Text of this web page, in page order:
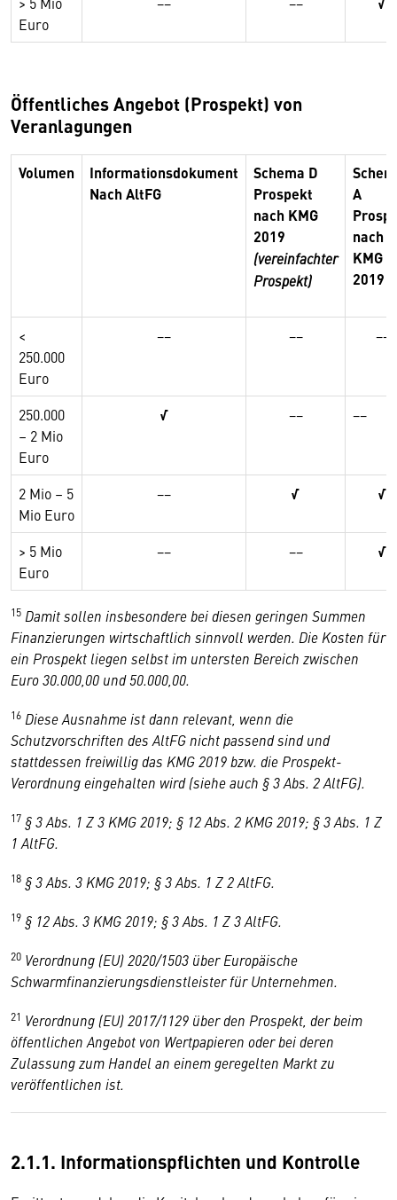
Euro
Öffentliches Angebot (Prospekt) von
Veranlagungen
Volumen
Informationsdokument
Nach AltFG
Schema D
Prospekt
nach KMG
2019
(vereinfachter
Prospekt)
A
nach
KMG
2019
<
250.000
Euro
−− −− −−
250.000
– 2 Mio
Euro
√ −− −−
2 Mio – 5
Mio Euro
−− √ √
> 5 Mio
Euro
−− −− √
15 Damit sollen insbesondere bei diesen geringen Summen
Finanzierungen wirtschaftlich sinnvoll werden. Die Kosten für
ein Prospekt liegen selbst im untersten Bereich zwischen
Euro 30.000,00 und 50.000,00.
16 Diese Ausnahme ist dann relevant, wenn die
Schutzvorschriften des AltFG nicht passend sind und
stattdessen freiwillig das KMG 2019 bzw. die Prospekt-
Verordnung eingehalten wird (siehe auch § 3 Abs. 2 AltFG).
17 § 3 Abs. 1 Z 3 KMG 2019; § 12 Abs. 2 KMG 2019; § 3 Abs. 1 Z
1 AltFG.
18 § 3 Abs. 3 KMG 2019; § 3 Abs. 1 Z 2 AltFG.
19 § 12 Abs. 3 KMG 2019; § 3 Abs. 1 Z 3 AltFG.
20 Verordnung (EU) 2020/1503 über Europäische
Schwarmfinanzierungsdienstleister für Unternehmen.
21 Verordnung (EU) 2017/1129 über den Prospekt, der beim
öffentlichen Angebot von Wertpapieren oder bei deren
Zulassung zum Handel an einem geregelten Markt zu
veröffentlichen ist.
2.1.1. Informationspflichten und Kontrolle